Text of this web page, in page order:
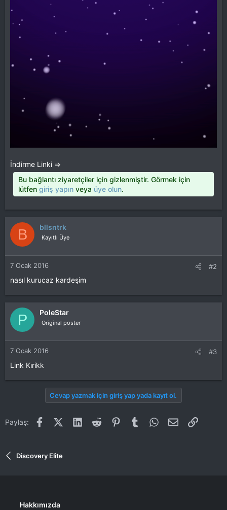
İndirme Linki =>
Bu bağlantı ziyaretçiler için gizlenmiştir. Görmek için
lütfen giriş yapın veya üye olun.
B bllsntrk
Kayıtlı Üye
7 Ocak 2016 #2
nasıl kurucaz kardeşim
P PoleStar
Original poster
7 Ocak 2016 #3
Link Kırikk
Cevap yazmak için giriş yap yada kayıt ol.
Paylaş: FacebookX (Twitter)
LinkedInReddit PinterestTumblr WhatsApp
E-postaLink
Discovery Elite
Hakkımızda